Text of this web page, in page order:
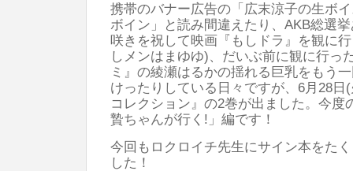
携帯のバナー広告の「広末涼子の生ボ
ボイン」と読み間違えたり、AKB総選
咲きを祝して映画『もしドラ』を観に
しメンはまゆゆ)、だいぶ前に観に行っ
ミ』の綾瀬はるかの揺れる巨乳をもう
けったりしている日々ですが、6月28日
コレクション』の2巻が出ました。今度
贄ちゃんが行く!」編です！
今回もロクロイチ先生にサイン本をた
した！